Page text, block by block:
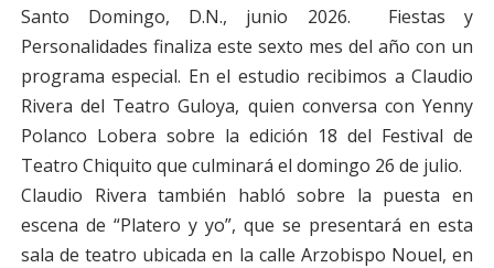
Santo Domingo, D.N., junio 2026. Fiestas y
Personalidades finaliza este sexto mes del año con un
programa especial. En el estudio recibimos a Claudio
Rivera del Teatro Guloya, quien conversa con Yenny
Polanco Lobera sobre la edición 18 del Festival de
Teatro Chiquito que culminará el domingo 26 de julio.
Claudio Rivera también habló sobre la puesta en
escena de “Platero y yo”, que se presentará en esta
sala de teatro ubicada en la calle Arzobispo Nouel, en